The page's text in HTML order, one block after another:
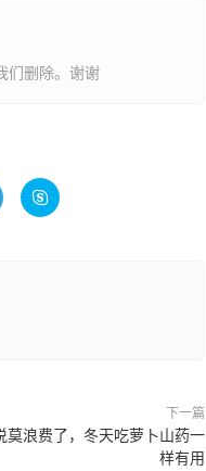
们删除。谢谢

下一篇
莫浪费了，冬天吃萝卜山药一
样有用